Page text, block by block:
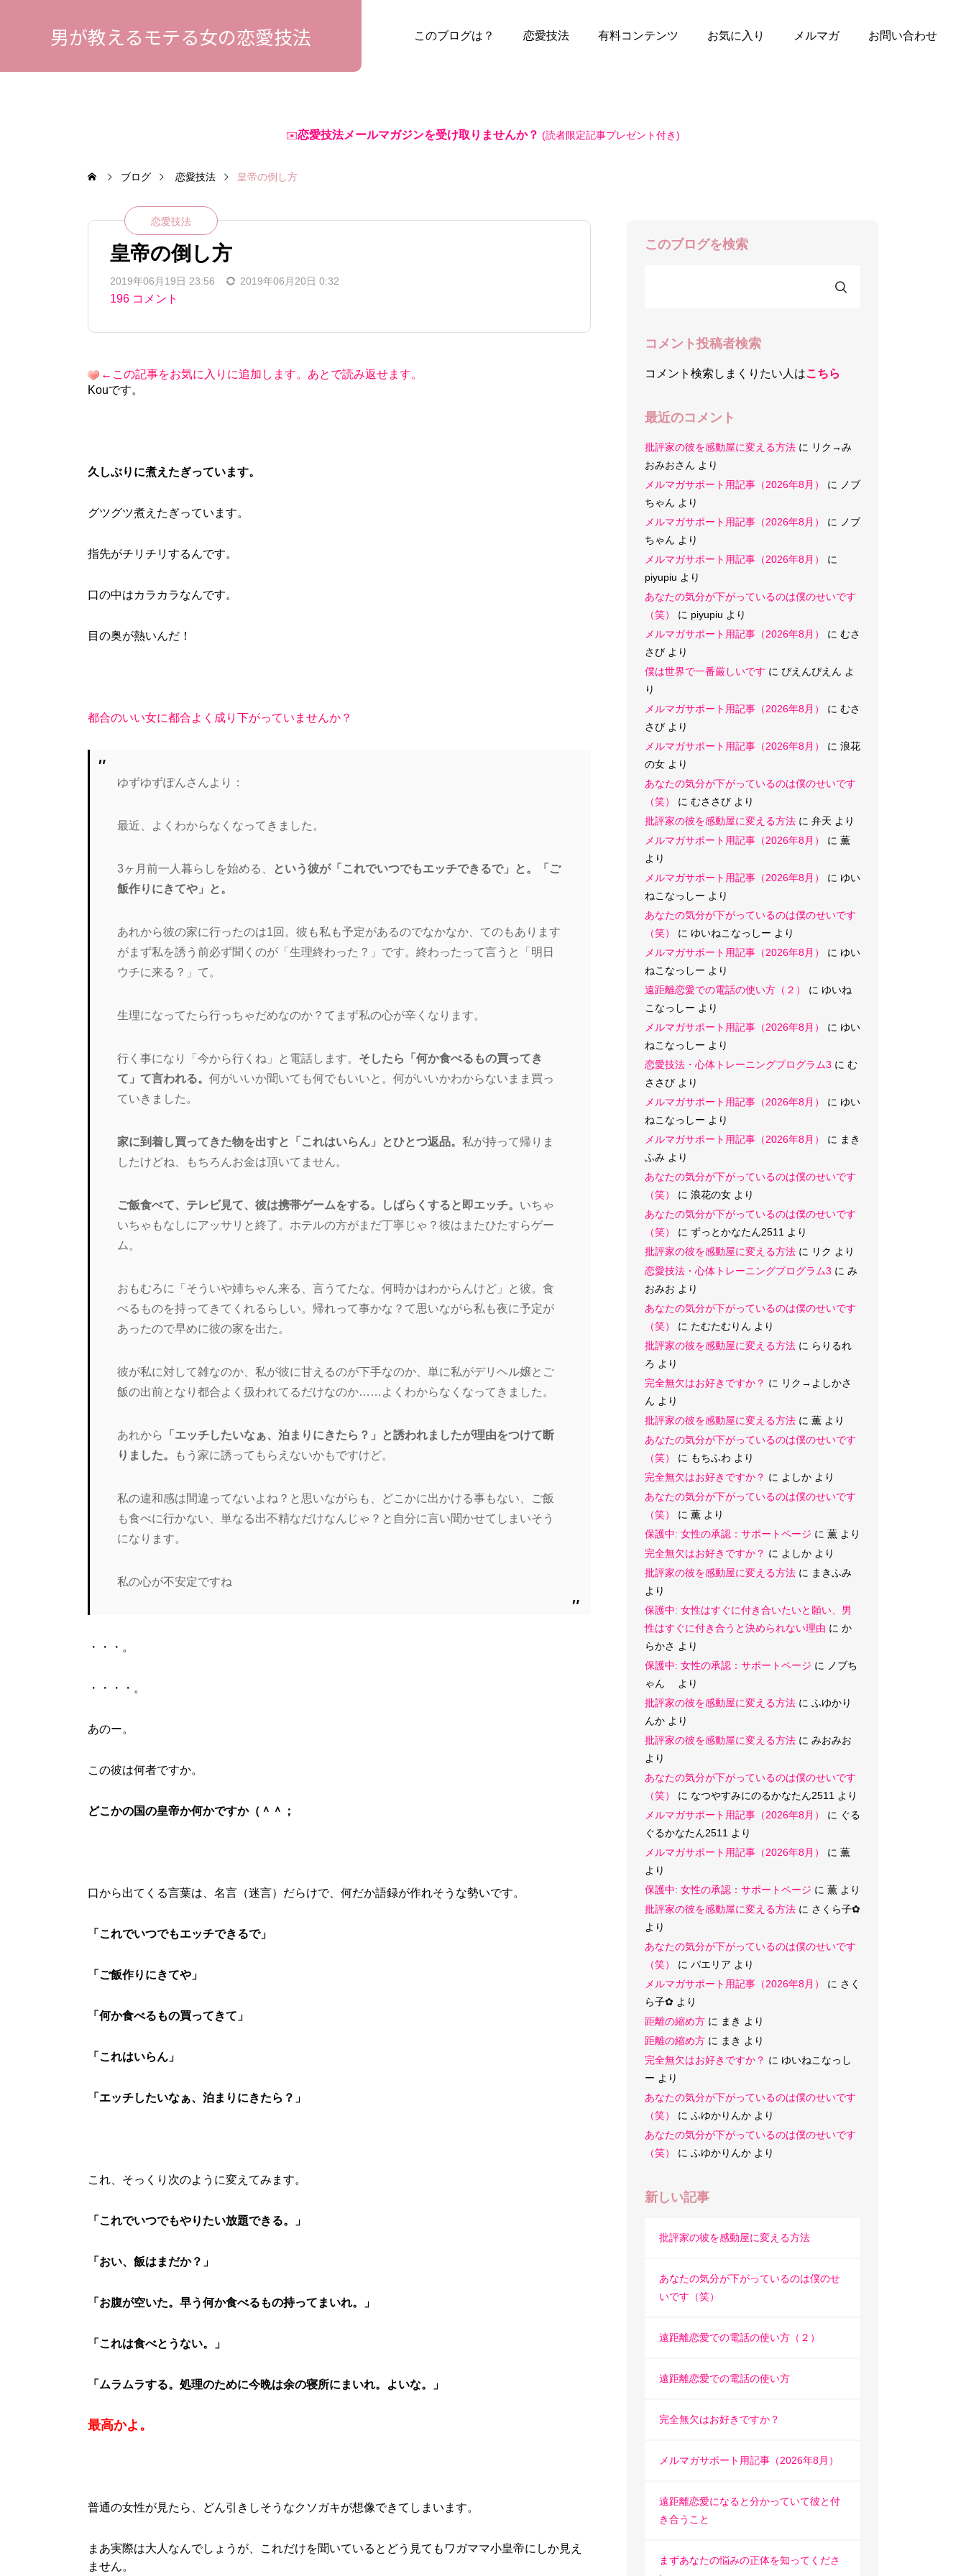
男が教えるモテる女の恋愛技法 このブログは？ 恋愛技法 有料コンテンツ お気に入り メルマガ お問い合わせ
✉️恋愛技法メールマガジンを受け取りませんか？ (読者限定記事プレゼント付き)
ブログ 恋愛技法 皇帝の倒し方
恋愛技法
皇帝の倒し方
2019年06月19日 23:56 2019年06月20日 0:32
196 コメント
←この記事をお気に入りに追加します。あとで読み返せます。
Kouです。
久しぶりに煮えたぎっています。
グツグツ煮えたぎっています。
指先がチリチリするんです。
口の中はカラカラなんです。
目の奥が熱いんだ！
都合のいい女に都合よく成り下がっていませんか？
ゆずゆずぽんさんより：
最近、よくわからなくなってきました。
3ヶ月前一人暮らしを始める、 という彼が「これでいつでもエッチできるで」と。「ご
飯作りにきてや」と。
あれから彼の家に行ったのは1回。彼も私も予定があるのでなかなか、てのもあります
がまず私を誘う前必ず聞くのが「生理終わった？」です。終わったって言うと「明日
ウチに来る？」 て。
生理になってたら行っちゃだめなのか？てまず私の心が辛くなります。
行く事になり「今から行くね」と電話します。 そしたら「何か食べるもの買ってき
て」て言われる。何がいいか聞いても何でもいいと 。何がいいかわからないまま買っ
ていきました。
家に到着し買ってきた物を出すと「これはいらん」とひとつ返品。私が持って帰りま
したけどね、もちろんお金は頂いてません。
ご飯食べて、テレビ見て、彼は携帯ゲームをする。しばらくすると 即エッチ。 いちゃ
いちゃもなしにアッサリと終了。ホテルの方がま だ丁寧じゃ？彼はまたひたすらゲー
ム。
おもむろに「そういや姉ちゃん来る、言うてたな。何時かはわから んけど」と彼。食
べるものを持ってきてくれるらしい。 帰れって事かな？て思いながら私も夜に予定が
あったので早めに彼の家を出た。
彼が私に対して雑なのか、私が彼に甘えるのが下手なのか、単に私がデリヘル嬢とご
飯の出前となり都合よく扱われてるだけなのか… …よくわからなくなってきました。
あれから 「エッチしたいなぁ、泊まりにきたら？」と誘われましたが理由をつけて断
りました。
もう家に誘ってもらえないかもですけど。
私の違和感は間違ってないよね？と思いながらも、どこかに出かける事もない、ご飯
も食べに行かない、単なる出不精なだけなんじゃ ？と自分に言い聞かせてしまいそう
になります。
私の心が不安定ですね
・・・。
・・・・。
あのー。
この彼は何者ですか。
どこかの国の皇帝か何かですか（＾＾；
口から出てくる言葉は、名言（迷言）だらけで、何だか語録が作れそうな勢いです。
「これでいつでもエッチできるで」
「ご飯作りにきてや」
「何か食べるもの買ってきて」
「これはいらん」
「エッチしたいなぁ、泊まりにきたら？」
これ、そっくり次のように変えてみます。
「これでいつでもやりたい放題できる。」
「おい、飯はまだか？」
「お腹が空いた。早う何か食べるもの持ってまいれ。」
「これは食べとうない。」
「ムラムラする。処理のために今晩は余の寝所にまいれ。よいな。」
最高かよ。
普通の女性が見たら、どん引きしそうなクソガキが想像できてしまいます。
まあ実際は大人なんでしょうが、これだけを聞いているとどう見てもワガママ小皇帝にしか見え
ません。
このブログを検索
コメント投稿者検索
コメント検索しまくりたい人はこちら
最近のコメント
批評家の彼を感動屋に変える方法 に リク→み
おみおさん より
メルマガサポート用記事（2026年8月）
に
ノブ
ちゃん より
メルマガサポート用記事（2026年8月）
に
ノブ
ちゃん より
メルマガサポート用記事（2026年8月）
に
piyupiu より
あなたの気分が下がっているのは僕のせいです
（笑）
に piyupiu より
メルマガサポート用記事（2026年8月）
に むさ
さび より
僕は世界で一番厳しいです に ぴえんぴえん よ
り
メルマガサポート用記事（2026年8月）
に むさ
さび より
メルマガサポート用記事（2026年8月）
に 浪花
の女 より
あなたの気分が下がっているのは僕のせいです
（笑）
に むささび より
批評家の彼を感動屋に変える方法 に 弁天 より
メルマガサポート用記事（2026年8月）
に 薫
より
メルマガサポート用記事（2026年8月）
に ゆい
ねこなっしー より
あなたの気分が下がっているのは僕のせいです
（笑）
に ゆいねこなっしー より
メルマガサポート用記事（2026年8月）
に ゆい
ねこなっしー より
遠距離恋愛での電話の使い方（２）
に ゆいね
こなっしー より
メルマガサポート用記事（2026年8月）
に ゆい
ねこなっしー より
恋愛技法・心体トレーニングプログラム3 に む
ささび より
メルマガサポート用記事（2026年8月）
に ゆい
ねこなっしー より
メルマガサポート用記事（2026年8月）
に まき
ふみ より
あなたの気分が下がっているのは僕のせいです
（笑）
に 浪花の女 より
あなたの気分が下がっているのは僕のせいです
（笑）
に ずっとかなたん2511 より
批評家の彼を感動屋に変える方法 に リク より
恋愛技法・心体トレーニングプログラム3 に み
おみお より
あなたの気分が下がっているのは僕のせいです
（笑）
に たむたむりん より
批評家の彼を感動屋に変える方法 に らりるれ
ろ より
完全無欠はお好きですか？ に リク→よしかさ
ん より
批評家の彼を感動屋に変える方法 に 薫 より
あなたの気分が下がっているのは僕のせいです
（笑）
に もちふわ より
完全無欠はお好きですか？ に よしか より
あなたの気分が下がっているのは僕のせいです
（笑）
に 薫 より
保護中: 女性の承認：サポートページ に 薫 より
完全無欠はお好きですか？ に よしか より
批評家の彼を感動屋に変える方法 に まきふみ
より
保護中: 女性はすぐに付き合いたいと願い、男
性はすぐに付き合うと決められない理由 に か
らかさ より
保護中: 女性の承認：サポートページ に
ノブち
ゃん
より
批評家の彼を感動屋に変える方法 に ふゆかり
んか より
批評家の彼を感動屋に変える方法 に みおみお
より
あなたの気分が下がっているのは僕のせいです
（笑）
に なつやすみにのるかなたん2511 より
メルマガサポート用記事（2026年8月）
に ぐる
ぐるかなたん2511 より
メルマガサポート用記事（2026年8月）
に 薫
より
保護中: 女性の承認：サポートページ に 薫 より
批評家の彼を感動屋に変える方法 に さくら子‪✿
より
あなたの気分が下がっているのは僕のせいです
（笑）
に パエリア より
メルマガサポート用記事（2026年8月）
に さく
ら子‪✿ より
距離の縮め方 に まき より
距離の縮め方 に まき より
完全無欠はお好きですか？ に ゆいねこなっし
ー より
あなたの気分が下がっているのは僕のせいです
（笑）
に ふゆかりんか より
あなたの気分が下がっているのは僕のせいです
（笑）
に ふゆかりんか より
新しい記事
批評家の彼を感動屋に変える方法
あなたの気分が下がっているのは僕のせ
いです（笑）
遠距離恋愛での電話の使い方（２）
遠距離恋愛での電話の使い方
完全無欠はお好きですか？
メルマガサポート用記事（2026年8月）
遠距離恋愛になると分かっていて彼と付
き合うこと
まずあなたの悩みの正体を知ってくださ